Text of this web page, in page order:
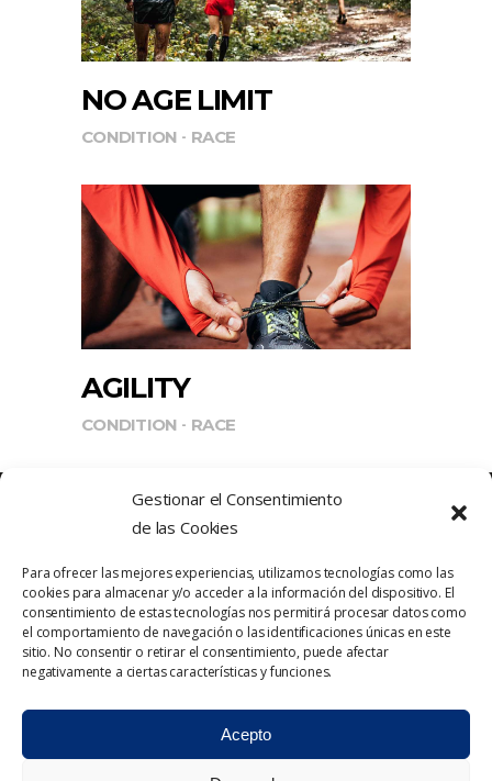
Gestionar el Consentimiento
de las Cookies
Para ofrecer las mejores experiencias, utilizamos tecnologías como las
cookies para almacenar y/o acceder a la información del dispositivo. El
consentimiento de estas tecnologías nos permitirá procesar datos como
el comportamiento de navegación o las identificaciones únicas en este
sitio. No consentir o retirar el consentimiento, puede afectar
negativamente a ciertas características y funciones.
Acepto
NO AGE LIMIT
CONDITION RACE
AGILITY
CONDITION RACE
Política de Privacidad